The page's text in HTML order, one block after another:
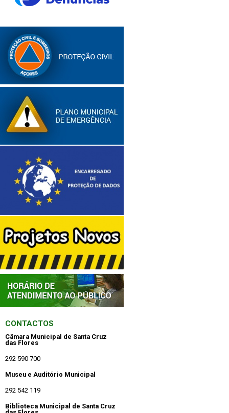
CONTACTOS
Câmara Municipal de Santa Cruz
das Flores
292 590 700
Museu e Auditório Municipal
292 542 119
Biblioteca Municipal de Santa Cruz